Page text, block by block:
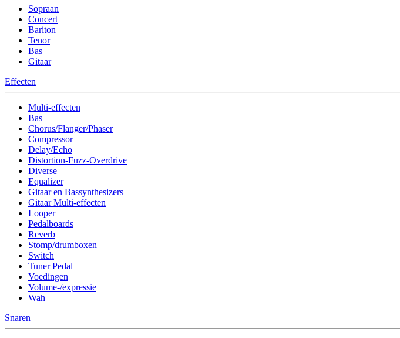
Sopraan
Concert
Bariton
Tenor
Bas
Gitaar
Effecten
Multi-effecten
Bas
Chorus/Flanger/Phaser
Compressor
Delay/Echo
Distortion-Fuzz-Overdrive
Diverse
Equalizer
Gitaar en Bassynthesizers
Gitaar Multi-effecten
Looper
Pedalboards
Reverb
Stomp/drumboxen
Switch
Tuner Pedal
Voedingen
Volume-/expressie
Wah
Snaren